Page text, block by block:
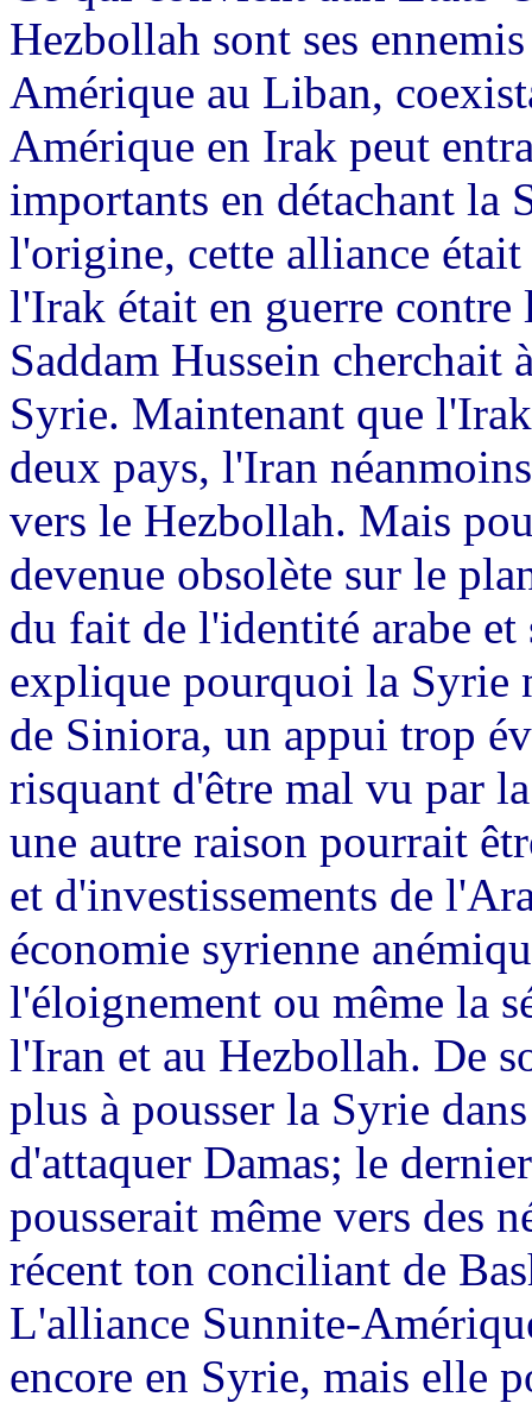
Hezbollah sont ses
Amérique au Liban,
Amérique en Irak peut
importants en détachant la
l'origine, cette alliance était
l'Irak était en guerre contre
Saddam Hussein cherchait
Syrie. Maintenant que
deux pays, l'Iran
vers le Hezbollah. Mais
devenue obsolète sur le
du fait de l'identité arabe
explique pourquoi la Syrie
de Siniora, un appui trop
risquant d'être mal vu par
une autre raison pourrait
et d'investissements de
économie syrienne
l'éloignement ou même la
l'Iran et au Hezbollah. De
plus à pousser la Syrie
d'attaquer Damas; le
pousserait même vers des
récent ton conciliant de
L'alliance Sunnite-
encore en Syrie, mais elle